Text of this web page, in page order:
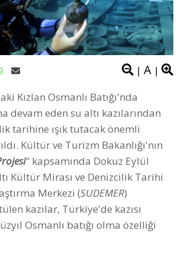
| A |
Kızlan Osmanlı Batığı'nda
devam eden su altı kazılarından
tarihine ışık tutacak önemli
Kültür ve Turizm Bakanlığı'nın
" kapsamında Dokuz Eylül
Kültür Mirası ve Denizcilik Tarihi
Merkezi (SUDEMER)
kazılar, Türkiye'de kazısı
Osmanlı batığı olma özelliği